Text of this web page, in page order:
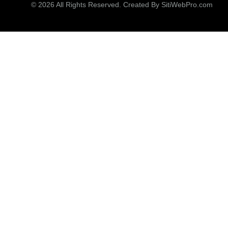
© 2026 All Rights Reserved. Created By SitiWebPro.com